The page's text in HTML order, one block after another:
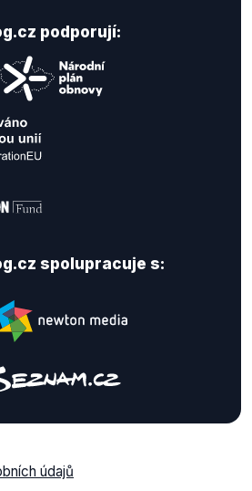
podporují:
spolupracuje s:
údajů